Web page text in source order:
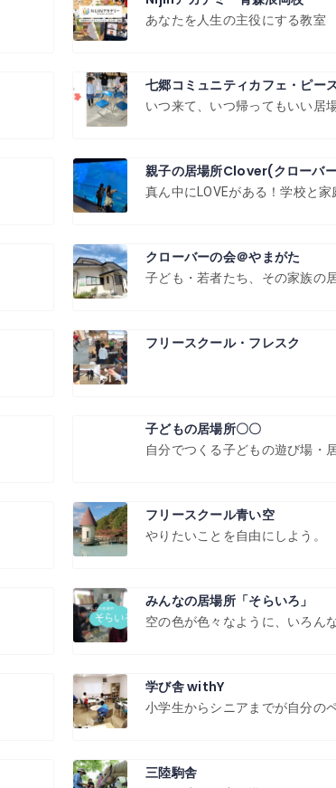
あなたを人生の主役にする教室
七郷コミュニティカフェ・ピー
いつ来て、いつ帰ってもいい居
親子の居場所Clover(クローバ
真ん中にLOVEがある！学校と
クローバーの会＠やまがた
子ども・若者たち、その家族の
フリースクール・フレスク
子どもの居場所〇〇
自分でつくる子どもの遊び場・
フリースクール青い空
やりたいことを自由にしよう。
みんなの居場所「そらいろ」
空の色が色々なように、いろん
学び舎 withY
小学生からシニアまでが自分の
三陸駒舎